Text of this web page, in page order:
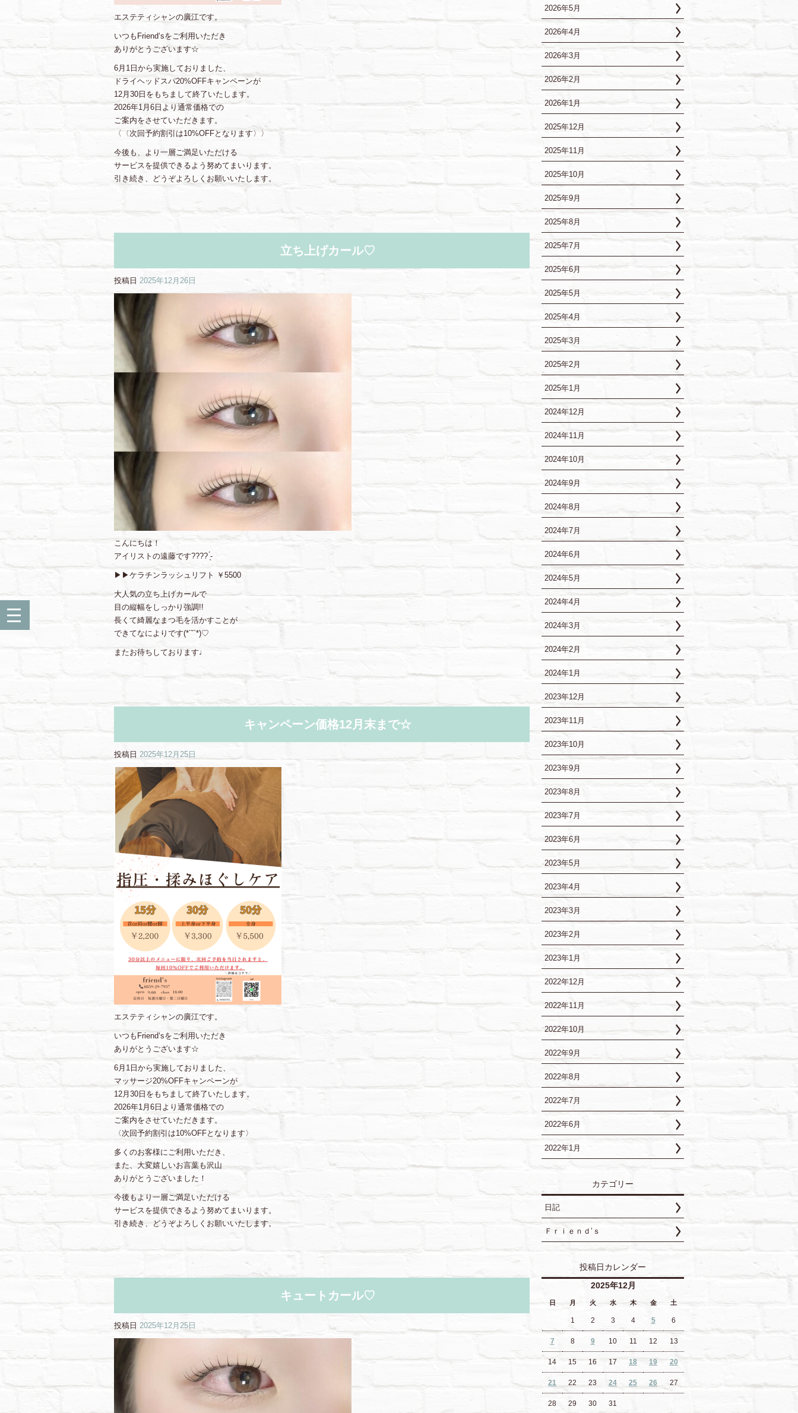
エステティシャンの廣江です。
いつもFriend‘sをご利用いただき
ありがとうございます☆
6月1日から実施しておりました、
ドライヘッドスパ20%OFFキャンペーンが
12月30日をもちまして終了いたします。
2026年1月6日より通常価格での
ご案内をさせていただきます。
〈〈次回予約割引は10%OFFとなります〉〉
今後も、より一層ご満足いただける
サービスを提供できるよう努めてまいります。
引き続き、どうぞよろしくお願いいたします。
立ち上げカール♡
投稿日 2025年12月26日
こんにちは！
アイリストの遠藤です‎???? ̖́-‬
▶︎▶︎ケラチンラッシュリフト ￥5500
大人気の立ち上げカールで
目の縦幅をしっかり強調!!
長くて綺麗なまつ毛を活かすことが
できてなによりです(*´˘`*)♡
またお待ちしております♩
キャンペーン価格12月末まで☆
投稿日 2025年12月25日
エステティシャンの廣江です。
いつもFriend‘sをご利用いただき
ありがとうございます☆
6月1日から実施しておりました、
マッサージ20%OFFキャンペーンが
12月30日をもちまして終了いたします。
2026年1月6日より通常価格での
ご案内をさせていただきます。
〈次回予約割引は10%OFFとなります〉
多くのお客様にご利用いただき、
また、大変嬉しいお言葉も沢山
ありがとうございました！
今後もより一層ご満足いただける
サービスを提供できるよう努めてまいります。
引き続き、どうぞよろしくお願いいたします。
キュートカール♡
投稿日 2025年12月25日
2026年5月
2026年4月
2026年3月
2026年2月
2026年1月
2025年12月
2025年11月
2025年10月
2025年9月
2025年8月
2025年7月
2025年6月
2025年5月
2025年4月
2025年3月
2025年2月
2025年1月
2024年12月
2024年11月
2024年10月
2024年9月
2024年8月
2024年7月
2024年6月
2024年5月
2024年4月
2024年3月
2024年2月
2024年1月
2023年12月
2023年11月
2023年10月
2023年9月
2023年8月
2023年7月
2023年6月
2023年5月
2023年4月
2023年3月
2023年2月
2023年1月
2022年12月
2022年11月
2022年10月
2022年9月
2022年8月
2022年7月
2022年6月
2022年1月
カテゴリー
日記
Ｆｒｉｅｎｄ’ｓ
投稿日カレンダー
2025年12月
日 月 火 水 木 金 土
1 2 3 4 5 6
7 8 9 10 11 12 13
14 15 16 17 18 19 20
21 22 23 24 25 26 27
28 29 30 31